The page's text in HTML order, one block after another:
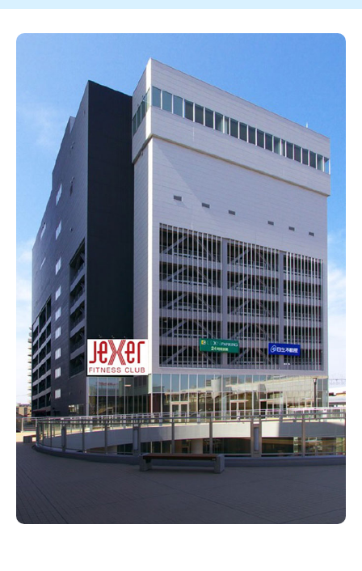
新潟市江南区 新潟市秋葉区
新発田・聖籠
胎内・粟島
三条・加茂・田上
五泉・阿賀野・阿賀
燕・弥彦
長岡・見附
小千谷・十日町・津南
魚沼・南魚沼・湯沢
柏崎・刈羽・出雲崎
上越・妙高・糸魚川
居酒屋・バー 焼肉
パン・ベーカリー
タレカツ・豚カツ
デカ盛り・大盛り
旨辛・激辛
定食・町定食 海鮮・鮨
そば・うどん
日本酒・新潟清酒
ワイン・クラフトビール
ケーキ・パフェ
ビアガーデン・暑気払い
忘新年会・歓送迎会
完成見学会 学生スポーツ
観光スポット
温泉・入浴 ホテル 旅館
水族館
リラクゼーション・整体
スキー場
リユース・買取
新潟伊勢丹
リバーサイド千秋
パティオPATIO
官公庁・自治体
新潟市 チラシ
上越・妙高・糸魚川 チラシ
注目 チラシ
火曜セール
オープン・リニューアルセール
周年祭・感謝祭セール
年末・初売りセール